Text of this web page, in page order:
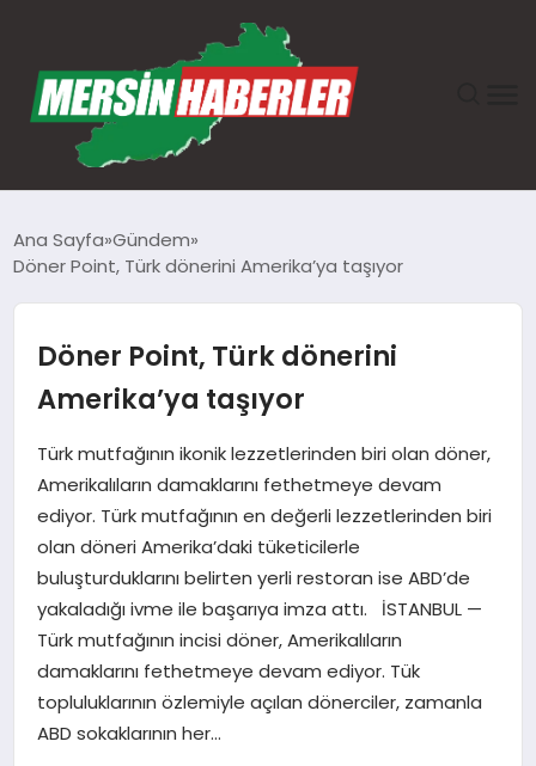
EKONOMI
SAĞLIK
SPOR
YAŞAM
Ana Sayfa Gündem
Döner Point, Türk dönerini Amerika’ya taşıyor
Döner Point, Türk dönerini
Amerika’ya taşıyor
Türk mutfağının ikonik lezzetlerinden biri olan döner,
Amerikalıların damaklarını fethetmeye devam
ediyor. Türk mutfağının en değerli lezzetlerinden biri
olan döneri Amerika’daki tüketicilerle
buluşturduklarını belirten yerli restoran ise ABD’de
yakaladığı ivme ile başarıya imza attı. İSTANBUL —
Türk mutfağının incisi döner, Amerikalıların
damaklarını fethetmeye devam ediyor. Tük
topluluklarının özlemiyle açılan dönerciler, zamanla
ABD sokaklarının her…